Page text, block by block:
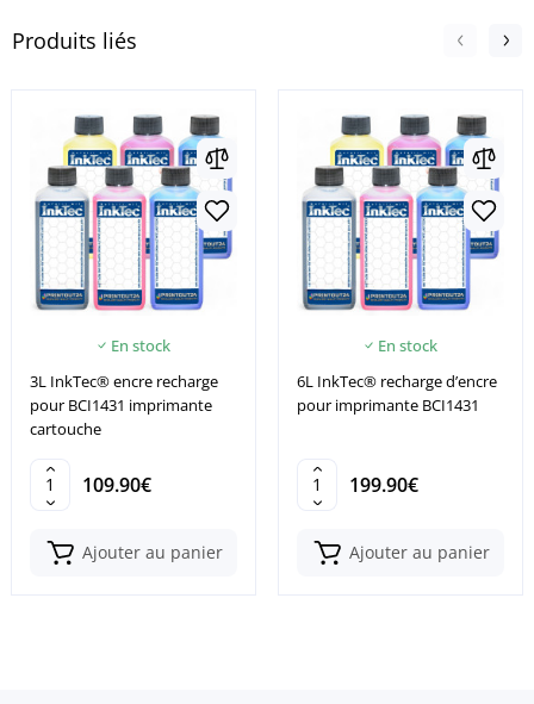
Produits liés
En stock
3L InkTec® encre recharge
pour BCI1431 imprimante
cartouche
109.90€
Ajouter au panier
En stock
6L InkTec® recharge d’encre
pour imprimante BCI1431
199.90€
Ajouter au panier